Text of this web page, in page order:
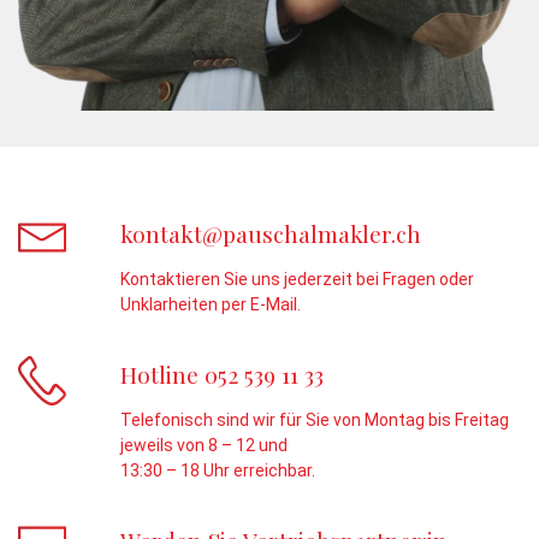
kontakt@pauschalmakler.ch
Kontaktieren Sie uns jederzeit bei Fragen oder
Unklarheiten per E-Mail.
Hotline 052 539 11 33
Telefonisch sind wir für Sie von Montag bis Freitag
jeweils von 8 – 12 und
13:30 – 18 Uhr erreichbar.